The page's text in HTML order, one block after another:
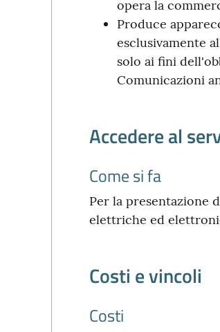
opera la
Produce
esclusivamente
solo ai fini
Comunicazioni
Accedere al
Come si fa
Per la presentazione
elettriche ed
Costi e vincoli
Costi